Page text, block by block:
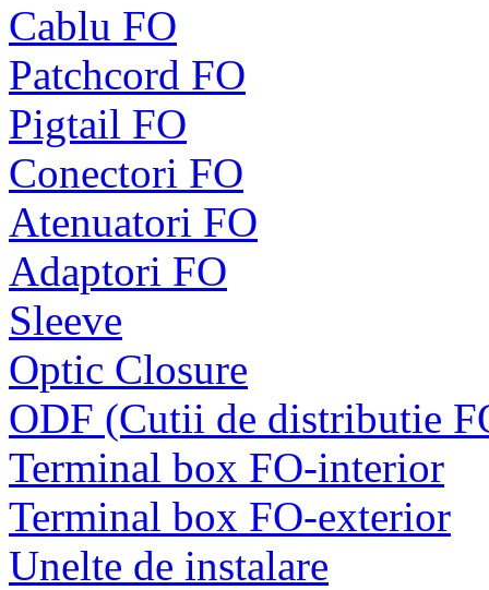
Cablu FO
Patchcord FO
Pigtail FO
Conectori FO
Atenuatori FO
Adaptori FO
Sleeve
Optic Closure
ODF (Cutii de distributie
Terminal box FO-interior
Terminal box FO-exterior
Unelte de instalare